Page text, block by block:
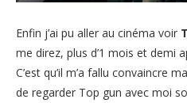
Enfin j’ai pu aller au cinéma voir
me direz, plus d’1 mois et demi
C’est qu’il m’a fallu convaincre
de regarder Top gun avec moi